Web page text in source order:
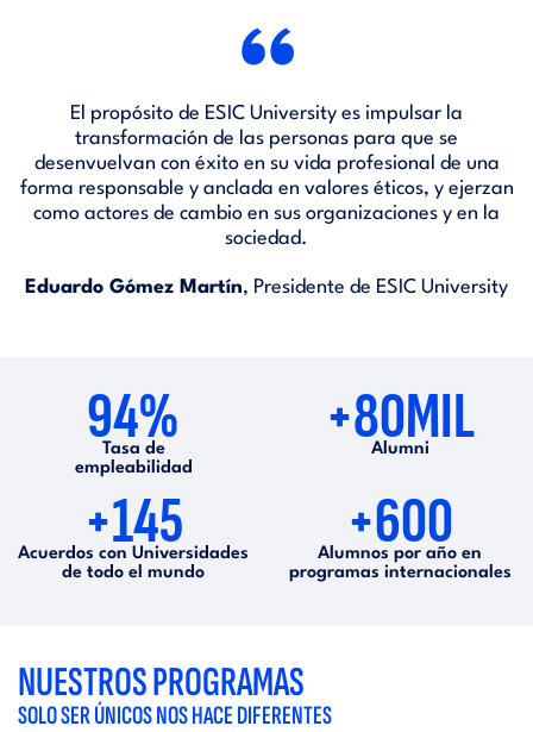
“
El propósito de ESIC University es impulsar la
transformación de las personas para que se
desenvuelvan con éxito en su vida profesional de una
forma responsable y anclada en valores éticos, y ejerzan
como actores de cambio en sus organizaciones y en la
sociedad.
Eduardo Gómez Martín, Presidente de ESIC University
94%
Tasa de
empleabilidad
+80MIL
Alumni
+145
Acuerdos con Universidades
de todo el mundo
+600
Alumnos por año en
programas internacionales
NUESTROS PROGRAMAS
SOLO SER ÚNICOS NOS HACE DIFERENTES